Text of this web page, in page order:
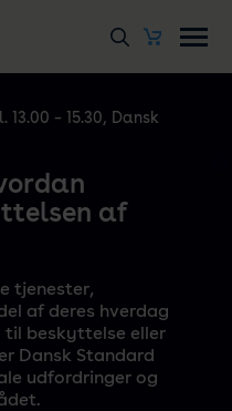
– 15.30, Dansk
af
tjenester,
af deres hverdag
til beskyttelse eller
Dansk Standard
udfordringer og